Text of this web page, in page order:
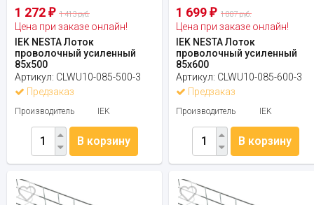
1 272 ₽ 1 413 руб.
Цена при заказе онлайн!
IEK NESTA Лоток
проволочный усиленный
85х500
Артикул: CLWU10-085-500-3
Предзаказ
Производитель IEK
В корзину
1 699₽ 1 887 руб.
Цена при заказе онлайн!
IEK NESTA Лоток
проволочный усиленный
85х600
Артикул: CLWU10-085-600-3
Предзаказ
Производитель IEK
В корзину